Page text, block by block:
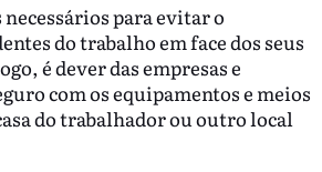
para evitar o
do trabalho em face dos seus
é dever das empresas e
com os equipamentos e meios
do trabalhador ou outro local